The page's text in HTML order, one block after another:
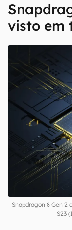
visto em
Snapdragon 8 Gen 2
S23